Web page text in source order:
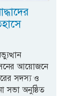
আয়োজনে
সদস্য ও
সভা অনুষ্ঠিত